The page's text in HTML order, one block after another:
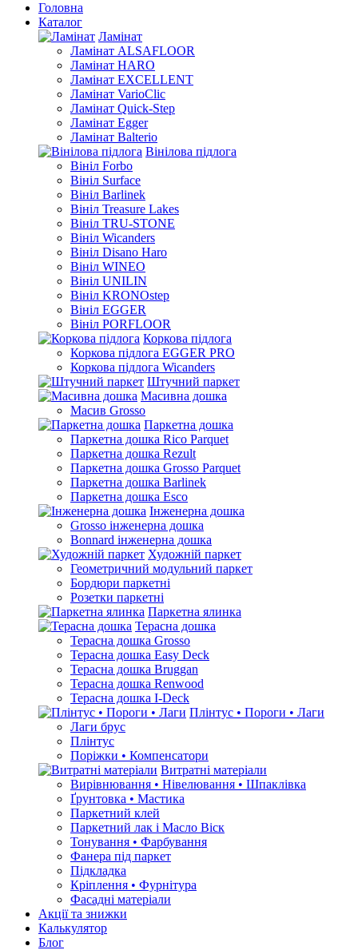
Головна
Каталог
Ламінат
Ламінат ALSAFLOOR
Ламінат HARO
Ламінат EXCELLENT
Ламінат VarioClic
Ламінат Quick-Step
Ламінат Egger
Ламінат Balterio
Вінілова підлога
Вініл Forbo
Вініл Surface
Вініл Barlinek
Вініл Treasure Lakes
Вініл TRU-STONE
Вініл Wicanders
Вініл Disano Haro
Вініл WINEO
Вініл UNILIN
Вініл KRONOstep
Вініл EGGER
Вініл PORFLOOR
Коркова підлога
Коркова підлога EGGER PRO
Коркова підлога Wicanders
Штучний паркет
Масивна дошка
Масив Grosso
Паркетна дошка
Паркетна дошка Rico Parquet
Паркетна дошка Rezult
Паркетна дошка Grosso Parquet
Паркетна дошка Barlinek
Паркетна дошка Esco
Інженерна дошка
Grosso інженерна дошка
Bonnard інженерна дошка
Художній паркет
Геометричний модульний паркет
Бордюри паркетні
Розетки паркетні
Паркетна ялинка
Терасна дошка
Терасна дошка Grosso
Терасна дошка Easy Deck
Терасна дошка Bruggan
Терасна дошка Renwood
Терасна дошка I-Deck
Плінтус • Пороги • Лаги
Лаги брус
Плінтус
Поріжки • Компенсатори
Витратні матеріали
Вирівнювання • Нівелювання • Шпаклівка
Ґрунтовкa • Мастика
Паркетний клей
Паркетний лак і Масло Віск
Тонування • Фарбування
Фанера під паркет
Підкладка
Кріплення • Фурнітура
Фасадні матеріали
Акції та знижки
Калькулятор
Блог